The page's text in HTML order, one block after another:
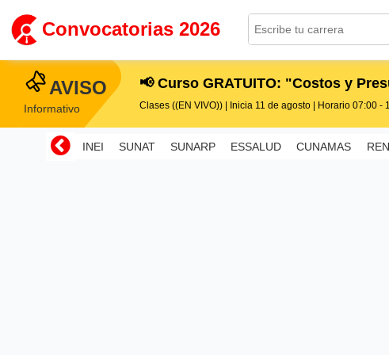
Convocatorias 2026
AVISO
Informativo
📢 Curso GRATUITO: "Costos y
Clases ((EN VIVO)) | Inicia 11 de agosto | Horario 07:00
INEI SUNAT SUNARP ESSALUD CUNAMAS